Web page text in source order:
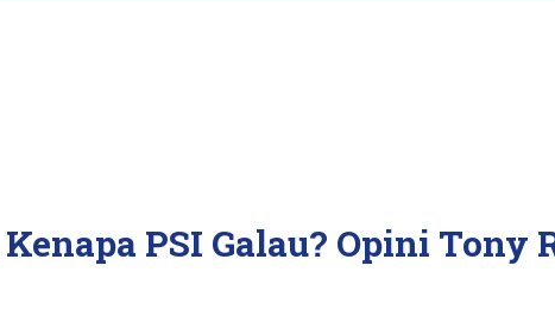
PSI Galau? Opini Tony